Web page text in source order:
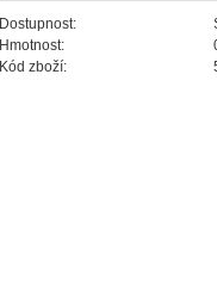
Dostupnost:
Hmotnost:
Kód zboží: